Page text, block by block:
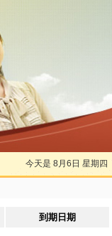
今天是 8月6日 星期四
到期日期